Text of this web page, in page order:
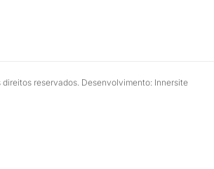
reservados. Desenvolvimento: Innersite